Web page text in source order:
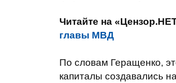
Читайте на
главы МВД
По словам Геращенко,
капиталы создавались